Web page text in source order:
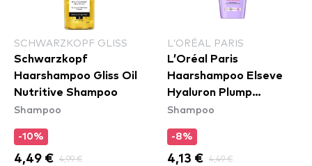
SCHWARZKOPF GLISS
Schwarzkopf
Haarshampoo Gliss Oil
Nutritive Shampoo
Shampoo
-10%
4,49 € 4,99 €
L’ORÉAL PARIS
L’Oréal Paris
Haarshampoo Elseve
Hyaluron Plump
Shampoo
Shampoo
-8%
4,13 € 4,49 €